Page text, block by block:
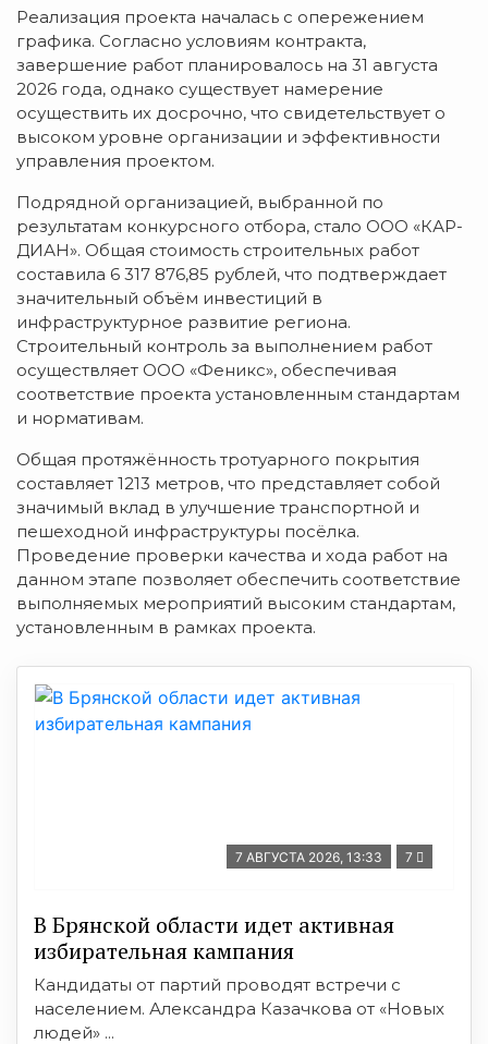
Реализация проекта началась с опережением
графика. Согласно условиям контракта,
завершение работ планировалось на 31 августа
2026 года, однако существует намерение
осуществить их досрочно, что свидетельствует о
высоком уровне организации и эффективности
управления проектом.
Подрядной организацией, выбранной по
результатам конкурсного отбора, стало ООО «КАР-
ДИАН». Общая стоимость строительных работ
составила 6 317 876,85 рублей, что подтверждает
значительный объём инвестиций в
инфраструктурное развитие региона.
Строительный контроль за выполнением работ
осуществляет ООО «Феникс», обеспечивая
соответствие проекта установленным стандартам
и нормативам.
Общая протяжённость тротуарного покрытия
составляет 1213 метров, что представляет собой
значимый вклад в улучшение транспортной и
пешеходной инфраструктуры посёлка.
Проведение проверки качества и хода работ на
данном этапе позволяет обеспечить соответствие
выполняемых мероприятий высоким стандартам,
установленным в рамках проекта.
7 АВГУСТА 2026, 13:33 7
В Брянской области идет активная
избирательная кампания
Кандидаты от партий проводят встречи с
населением. Александра Казачкова от «Новых
людей» ...